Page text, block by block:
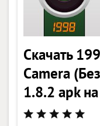
Скачать
Camera
1.8.2 apk